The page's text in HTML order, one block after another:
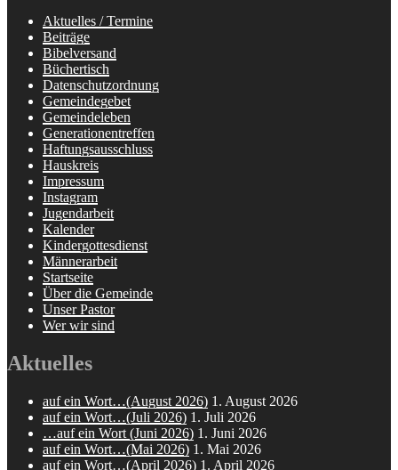
Aktuelles / Termine
Beiträge
Bibelversand
Büchertisch
Datenschutzordnung
Gemeindegebet
Gemeindeleben
Generationentreffen
Haftungsausschluss
Hauskreis
Impressum
Instagram
Jugendarbeit
Kalender
Kindergottesdienst
Männerarbeit
Startseite
Über die Gemeinde
Unser Pastor
Wer wir sind
Aktuelles
auf ein Wort…(August 2026) 1. August 2026
auf ein Wort…(Juli 2026) 1. Juli 2026
…auf ein Wort (Juni 2026) 1. Juni 2026
auf ein Wort…(Mai 2026) 1. Mai 2026
auf ein Wort…(April 2026) 1. April 2026